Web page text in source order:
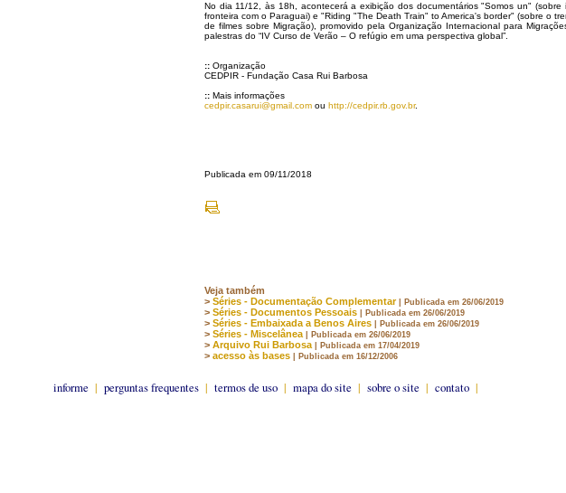
No dia 11/12, às 18h, acontecerá a exibição dos documentários "Somos un"
fronteira com o Paraguai) e "Riding "The Death Train" to America's border" (sobre o
de filmes sobre Migração), promovido pela Organização Internacional para
palestras do “IV Curso de Verão – O refúgio em uma perspectiva global”.
:: Organização
CEDPIR - Fundação Casa Rui Barbosa
:: Mais informações
cedpir.casarui@gmail.com ou http://cedpir.rb.gov.br.
Publicada em 09/11/2018
Veja também
> Séries - Documentação Complementar | Publicada em 26/06/2019
> Séries - Documentos Pessoais | Publicada em 26/06/2019
> Séries - Embaixada a Benos Aires | Publicada em 26/06/2019
> Séries - Miscelânea | Publicada em 26/06/2019
> Arquivo Rui Barbosa | Publicada em 17/04/2019
> acesso às bases | Publicada em 16/12/2006
informe | perguntas frequentes | termos de uso | mapa do site | sobre o site | contato |